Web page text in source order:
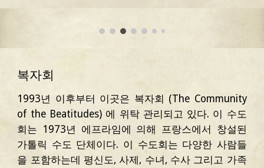
복자회
1993년 이후부터 이곳은 복자회 (The Community
of the Beatitudes) 에 위탁 관리되고 있다. 이 수도
회는 1973년 에프라임에 의해 프랑스에서 창설된
가톨릭 수도 단체이다. 이 수도회는 다양한 사람들
을 포함하는데 평신도, 사제, 수녀, 수사 그리고 가족